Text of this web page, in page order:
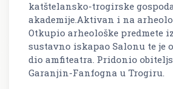
katštelansko-trogirske
akademije.Aktivan i na
Otkupio arheološke predmete
sustavno iskapao Salonu te je
dio amfiteatra. Pridonio
Garanjin-Fanfogna u Trogiru.